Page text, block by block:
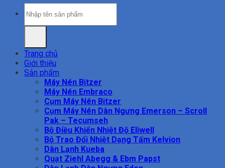
kiếm:
Trang chủ
Giới thiệu
Sản phẩm
Máy Nén Bitzer
Máy Nén Embraco
Cụm Máy Nén Bitzer
Cụm Máy Nén Dàn Ngưng Emerson – Scroll
Pak – Tecumseh
Bộ Điều Khiển Nhiệt Độ Eliwell
Bộ Trao Đổi Nhiệt Dạng Tấm Kelvion
Dàn Lạnh Kueba
Quạt Ziehl Abegg & Ebm Papst